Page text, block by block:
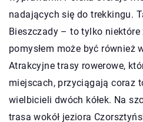
nadających się do trekkingu.
Bieszczady – to tylko niektóre
pomysłem może być również
Atrakcyjne trasy rowerowe,
miejscach, przyciągają coraz
wielbicieli dwóch kółek. Na
trasa wokół jeziora